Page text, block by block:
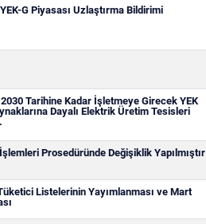
G Piyasası Uzlaştırma Bildirimi
Tarihine Kadar İşletmeye Girecek YEK
Dayalı Elektrik Üretim Tesisleri
Prosedüründe Değişiklik Yapılmıştır
Listelerinin Yayımlanması ve Mart